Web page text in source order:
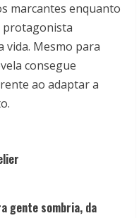
marcantes enquanto
protagonista
Mesmo para
consegue
ao adaptar a
gente sombria, da